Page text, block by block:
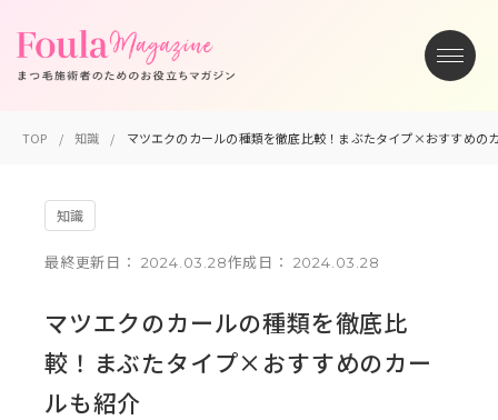
TOP 知識 マツエクのカールの種類を徹底比較！まぶたタイプ×おすすめの
知識
最終更新日： 2024.03.28作成日： 2024.03.28
マツエクのカールの種類を徹底比
較！まぶたタイプ×おすすめのカー
ルも紹介